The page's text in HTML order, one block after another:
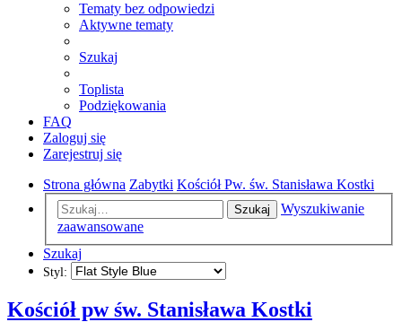
Tematy bez odpowiedzi
Aktywne tematy
Szukaj
Toplista
Podziękowania
FAQ
Zaloguj się
Zarejestruj się
Strona główna Zabytki Kościół Pw. św. Stanisława Kostki
Szukaj
Wyszukiwanie
zaawansowane
Szukaj
Styl:
Kościół pw św. Stanisława Kostki